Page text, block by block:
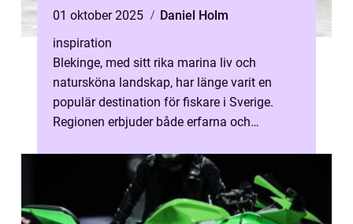
01 oktober 2025
Daniel Holm
inspiration
Blekinge, med sitt rika marina liv och
natursköna landskap, har länge varit en
populär destination för fiskare i Sverige.
Regionen erbjuder både erfarna och